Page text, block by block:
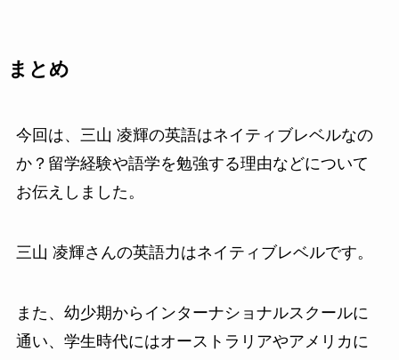
まとめ
今回は、三山 凌輝の英語はネイティブレベルなの
か？留学経験や語学を勉強する理由などについて
お伝えしました。
三山 凌輝さんの英語力はネイティブレベルです。
また、幼少期からインターナショナルスクールに
通い、学生時代にはオーストラリアやアメリカに